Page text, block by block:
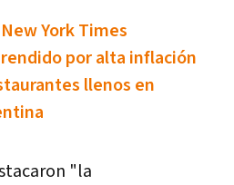
York Times
por alta inflación
llenos en
"la